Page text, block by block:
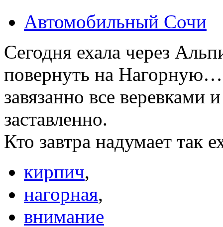
Автомобильный Сочи
Сегодня ехала через
повернуть на
завязанно все веревками
заставленно.
Кто завтра надумает
кирпич,
нагорная,
внимание